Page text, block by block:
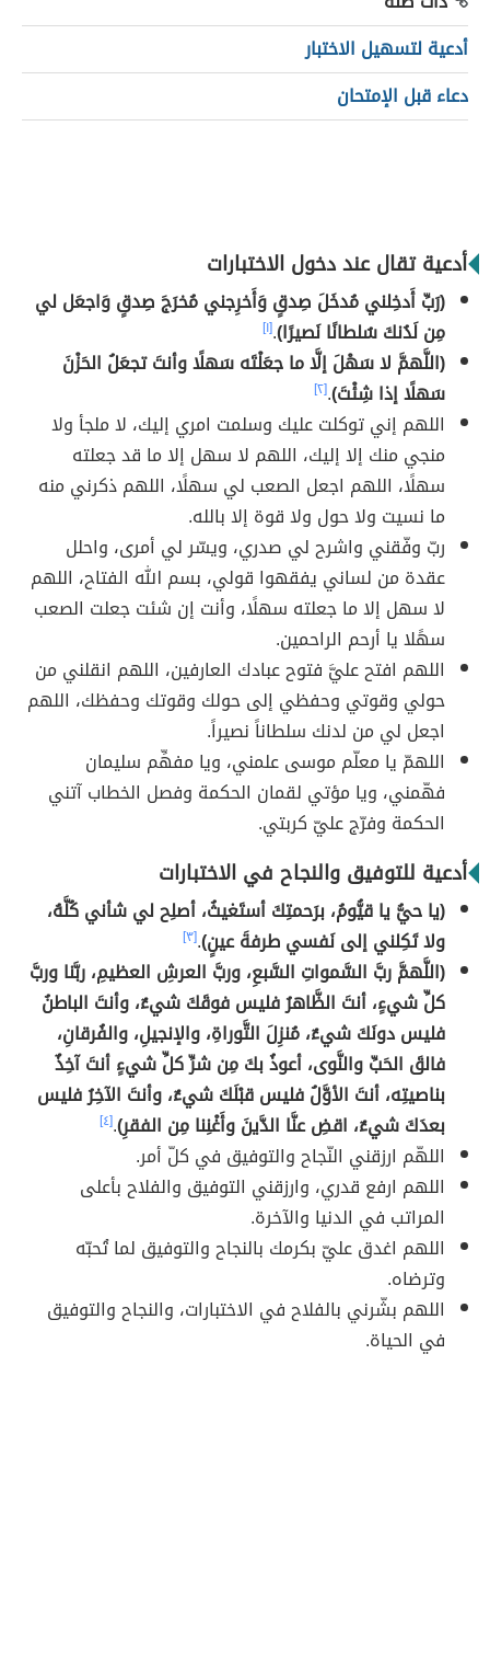
أدعية لتسهيل الاختبار
دعاء قبل الإمتحان
أدعية تقال عند دخول الاختبارات
(رَبِّ أَدخِلني مُدخَلَ صِدقٍ وَأَخرِجني مُخرَجَ صِدقٍ وَاجعَل لي
مِن لَدُنكَ سُلطانًا نَصيرًا).[١]
(اللَّهمَّ لا سَهْلَ إلَّا ما جعَلْتَه سَهلًا وأنتَ تجعَلُ الحَزْنَ
سَهلًا إذا شِئْتَ).[٢]
اللهم إني توكلت عليك وسلمت امري إليك، لا ملجأ ولا
منجي منك إلا إليك، اللهم لا سهل إلا ما قد جعلته
سهلًا، اللهم اجعل الصعب لي سهلًا، اللهم ذكرني منه
ما نسيت ولا حول ولا قوة إلا بالله.
ربّ وفّقني واشرح لي صدري، ويسّر لي أمرى، واحلل
عقدة من لساني يفقهوا قولي، بسم الله الفتاح، اللهم
لا سهل إلا ما جعلته سهلًا، وأنت إن شئت جعلت الصعب
سهًلا يا أرحم الراحمين.
اللهم افتح عليَّ فتوح عبادك العارفين، اللهم انقلني من
حولي وقوتي وحفظي إلى حولك وقوتك وحفظك، اللهم
اجعل لي من لدنك سلطاناً نصيراً.
اللهمّ يا معلّم موسى علمني، ويا مفهِّم سليمان
فهّمني، ويا مؤتي لقمان الحكمة وفصل الخطاب آتني
الحكمة وفرّج عليّ كربتي.
أدعية للتوفيق والنجاح في الاختبارات
(يا حيُّ يا قيُّومُ، برَحمتِكَ أستَغيثُ، أصلِح لي شأني كُلَّهُ،
ولا تَكِلني إلى نَفسي طرفةَ عينٍ).[٣]
(اللَّهمَّ ربَّ السَّمواتِ السَّبعِ، وربَّ العرشِ العظيمِ، ربَّنا وربَّ
كلِّ شيءٍ، أنتَ الظَّاهرُ فليس فوقَكَ شيءٌ، وأنتَ الباطنُ
فليس دونَكَ شيءٌ، مُنزِلَ التَّوراةِ، والإنجيلِ، والفُرقانِ،
فالقَ الحَبِّ والنَّوى، أعوذُ بكَ مِن شرِّ كلِّ شيءٍ أنتَ آخِذٌ
بناصيتِه، أنتَ الأوَّلُ فليس قبْلَكَ شيءٌ، وأنتَ الآخِرُ فليس
بعدَكَ شيءٌ، اقضِ عنَّا الدَّينَ وأَغْنِنا مِن الفقرِ).[٤]
اللهّم ارزقني النّجاح والتوفيق في كلّ أمر.
اللهم ارفع قدري، وارزقني التوفيق والفلاح بأعلى
المراتب في الدنيا والآخرة.
اللهم اغدق عليّ بكرمك بالنجاح والتوفيق لما تُحبّه
وترضاه.
اللهم بشّرني بالفلاح في الاختبارات، والنجاح والتوفيق
في الحياة.